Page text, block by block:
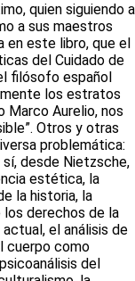
quien siguiendo a
a sus maestros
en este libro, que el
del Cuidado de
filósofo español
los estratos
Marco Aurelio, nos
Otros y otras
problemática:
desde Nietzsche,
estética, la
la historia, la
derechos de la
el análisis de
cuerpo como
del